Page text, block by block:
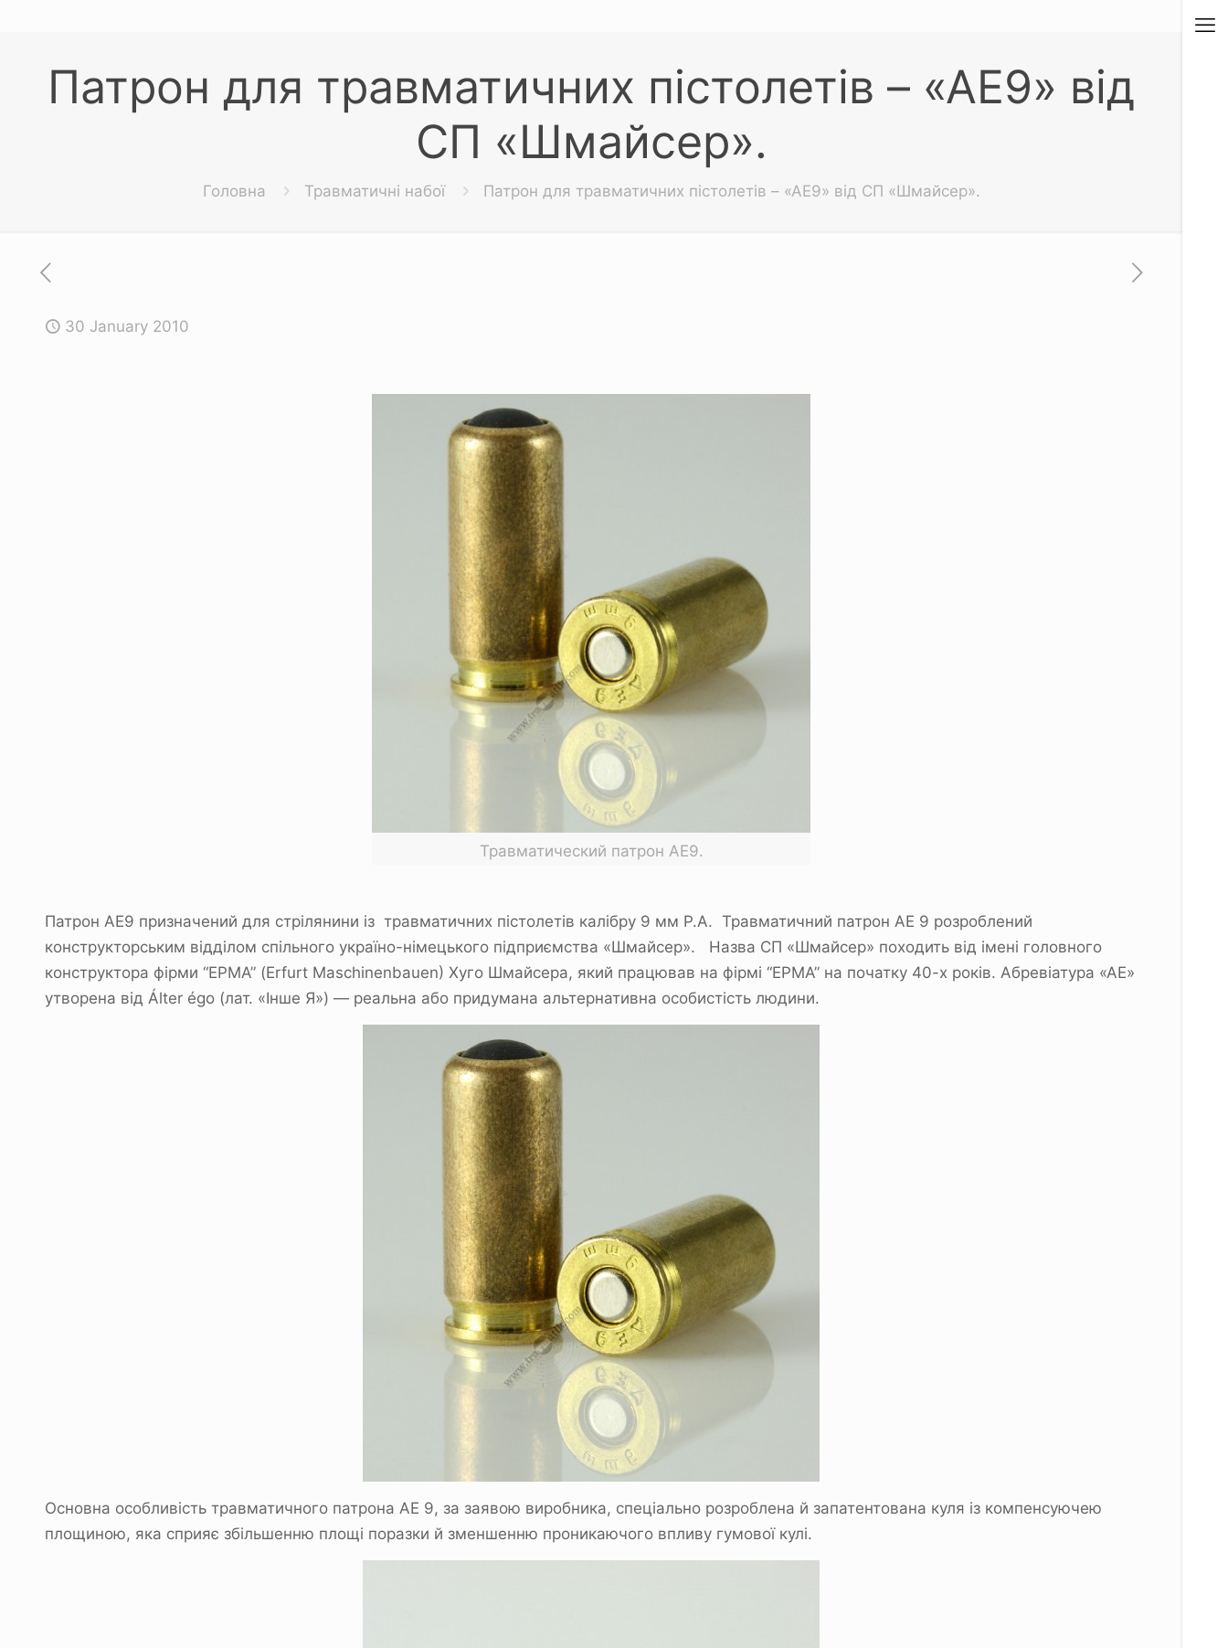
Патрон для травматичних пістолетів – «АЕ9» від
СП «Шмайсер».
Головна Травматичні набої Патрон для травматичних пістолетів – «АЕ9» від СП «Шмайсер».
30 January 2010
Травматический патрон АЕ9.
Патрон АЕ9 призначений для стрілянини із травматичних пістолетів калібру 9 мм Р.А. Травматичний патрон АЕ 9 розроблений
конструкторським відділом спільного україно-німецького підприємства «Шмайсер». Назва СП «Шмайсер» походить від імені головного
конструктора фірми “ЕРМА” (Erfurt Maschinenbauen) Хуго Шмайсера, який працював на фірмі “ЕРМА” на початку 40-х років. Абревіатура «АЕ»
утворена від Álter égo (лат. «Інше Я») — реальна або придумана альтернативна особистість людини.
Основна особливість травматичного патрона АЕ 9, за заявою виробника, спеціально розроблена й запатентована куля із компенсуючею
площиною, яка сприяє збільшенню площі поразки й зменшенню проникаючого впливу гумової кулі.